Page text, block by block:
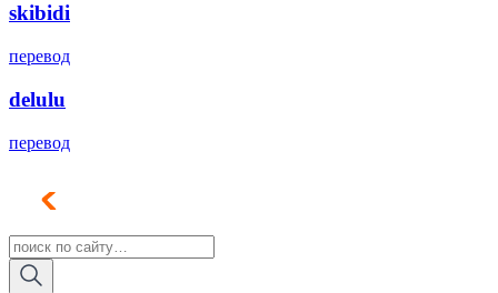
skibidi
перевод
delulu
перевод